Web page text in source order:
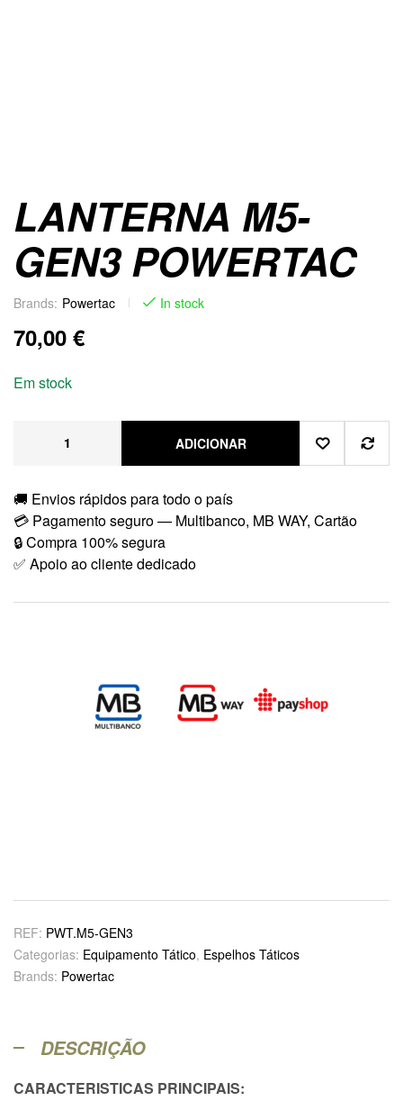
LANTERNA M5-
GEN3 POWERTAC
Brands: Powertac In stock
70,00 €
Em stock
ADICIONAR
🚚 Envios rápidos para todo o país
💳 Pagamento seguro — Multibanco, MB WAY, Cartão
🔒 Compra 100% segura
✅ Apoio ao cliente dedicado
REF: PWT.M5-GEN3
Categorias: Equipamento Tático, Espelhos Táticos
Brands: Powertac
DESCRIÇÃO
CARACTERISTICAS PRINCIPAIS: